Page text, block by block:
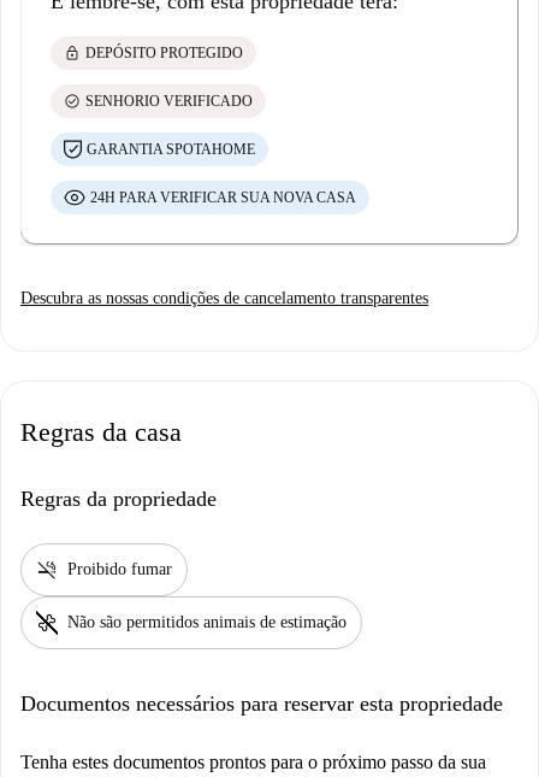
lock DEPÓSITO PROTEGIDO
check_circle SENHORIO VERIFICADO
GARANTIA SPOTAHOME
24H PARA VERIFICAR SUA NOVA CASA
Descubra as nossas condições de cancelamento transparentes
Regras da casa
Regras da propriedade
smoke_free Proibido fumar
pet_supplies Não são permitidos animais de estimação
Documentos necessários para reservar esta propriedade
Tenha estes documentos prontos para o próximo passo da sua